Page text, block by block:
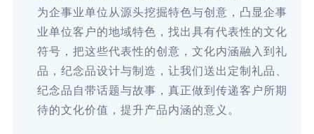
为企事业单位从源头挖掘特色与创意，凸显企事
业单位客户的地域特色，找出具有代表性的文化
符号，把这些代表性的创意，文化内涵融入到礼
品，纪念品设计与制造，让我们送出定制礼品、
纪念品自带话题与故事，真正做到传递客户所期
待的文化价值，提升产品内涵的意义。